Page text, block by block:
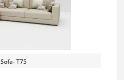
Sofa- T75